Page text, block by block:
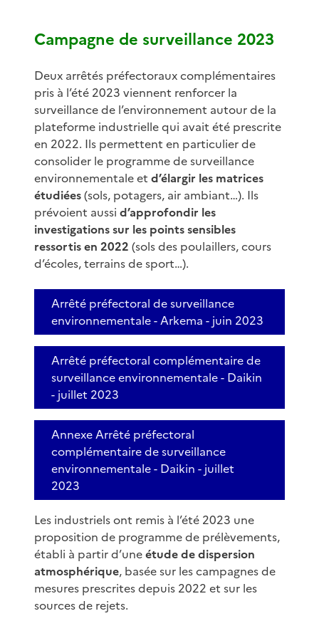
Campagne de surveillance 2023
Deux arrêtés préfectoraux complémentaires
pris à l’été 2023 viennent renforcer la
surveillance de l’environnement autour de la
plateforme industrielle qui avait été prescrite
en 2022. Ils permettent en particulier de
consolider le programme de surveillance
environnementale et d’élargir les matrices
étudiées(sols, potagers, air ambiant…). Ils
prévoient aussi d’approfondir les
investigations sur les points sensibles
ressortis en 2022 (sols des poulaillers, cours
d’écoles, terrains de sport…).
Arrêté préfectoral de surveillance
environnementale - Arkema - juin 2023
Arrêté préfectoral complémentaire de
surveillance environnementale - Daikin
- juillet 2023
Annexe Arrêté préfectoral
complémentaire de surveillance
environnementale - Daikin - juillet
2023
Les industriels ont remis à l’été 2023 une
proposition de programme de prélèvements,
établi à partir d’uneétude de dispersion
atmosphérique, basée sur les campagnes de
mesures prescrites depuis 2022 et sur les
sources de rejets.